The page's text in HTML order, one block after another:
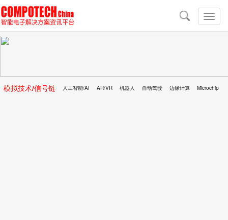
切
换
导
导
航
模拟技术/信号链 人工智能/AI AR/VR 机器人 自动驾驶 边缘计算 Microchip